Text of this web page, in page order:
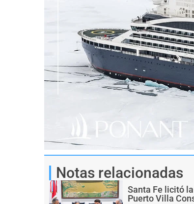
Notas relacionadas
Santa Fe licitó
Puerto Villa